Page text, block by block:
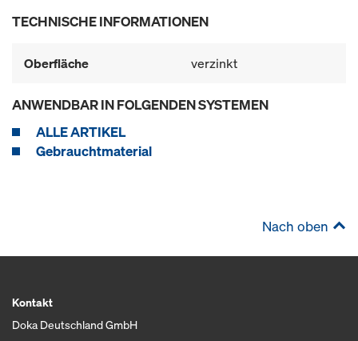
TECHNISCHE INFORMATIONEN
Oberfläche verzinkt
ANWENDBAR IN FOLGENDEN SYSTEMEN
ALLE ARTIKEL
Gebrauchtmaterial
Nach oben
Kontakt
Doka Deutschland GmbH